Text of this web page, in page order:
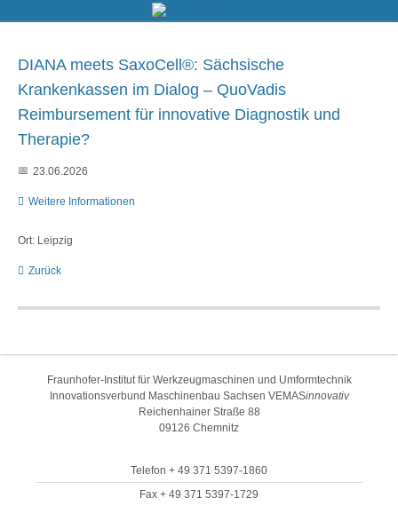
DIANA meets SaxoCell®: Sächsische
Krankenkassen im Dialog – QuoVadis
Reimbursement für innovative Diagnostik und
Therapie?
23.06.2026
Weitere Informationen
Ort: Leipzig
Zurück
Fraunhofer-Institut für Werkzeugmaschinen und Umformtechnik
Innovationsverbund Maschinenbau Sachsen VEMASinnovativ
Reichenhainer Straße 88
09126 Chemnitz
Telefon + 49 371 5397-1860
Fax + 49 371 5397-1729